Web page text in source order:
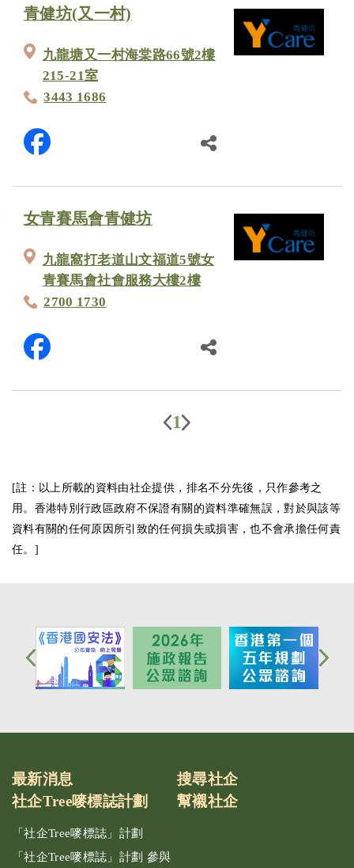
青健坊(又一村)
九龍塘又一村海棠路66號2樓
215-21室
3443 1686
女青賽馬會青健坊
九龍窩打老道山文福道5號女
青賽馬會社會服務大樓2樓
2700 1730
1
[註：以上所載的資料由社企提供，排名不分先後，只作參考之
用。香港特別行政區政府不保證有關的資料準確無誤，對於與該等
資料有關的任何原因所引致的任何損失或損害，也不會承擔任何責
任。]
最新消息
搜尋社企
社企Tree嘜標誌計劃
「社企Tree嘜標誌」計劃
「社企Tree嘜標誌」計劃 參與
幫襯社企